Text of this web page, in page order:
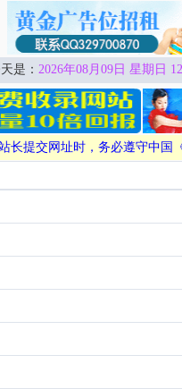
是： 2026年08月09日 星期日
长提交网址时，务必遵守中国